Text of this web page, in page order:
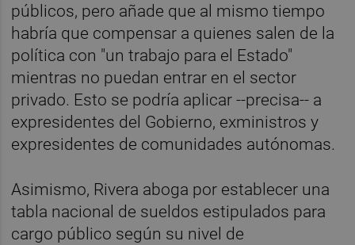
públicos, pero añade que al mismo tiempo
habría que compensar a quienes salen de la
política con "un trabajo para el Estado"
mientras no puedan entrar en el sector
privado. Esto se podría aplicar --precisa-- a
expresidentes del Gobierno, exministros y
expresidentes de comunidades autónomas.
Asimismo, Rivera aboga por establecer una
tabla nacional de sueldos estipulados para
cargo público según su nivel de